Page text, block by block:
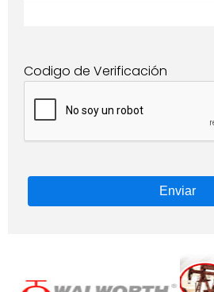
Codigo de Verificación
Enviar